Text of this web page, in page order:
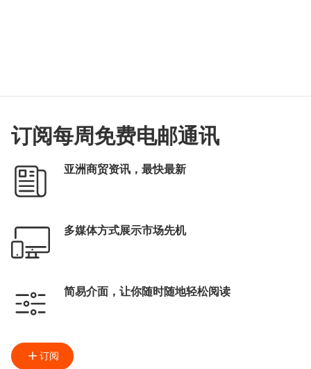
订阅每周免费电邮通讯
亚洲商贸资讯，最快最新
多媒体方式展示市场先机
简易介面，让你随时随地轻松阅读
订阅